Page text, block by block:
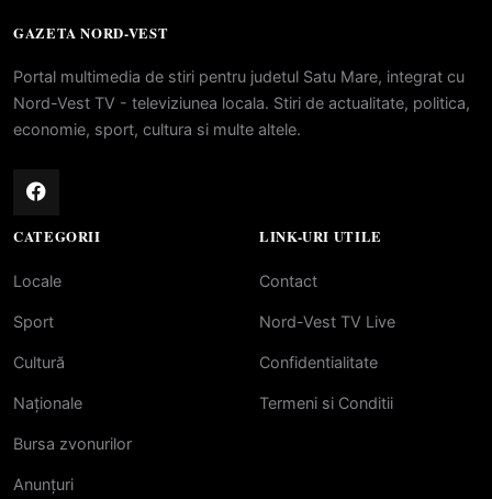
GAZETA NORD-VEST
Portal multimedia de stiri pentru judetul Satu Mare, integrat cu
Nord-Vest TV - televiziunea locala. Stiri de actualitate, politica,
economie, sport, cultura si multe altele.
CATEGORII
Locale
Sport
Cultură
Naționale
Bursa zvonurilor
Anunțuri
LINK-URI UTILE
Contact
Nord-Vest TV Live
Confidentialitate
Termeni si Conditii